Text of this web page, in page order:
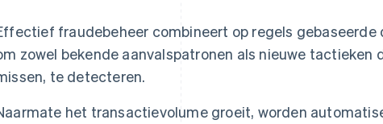
fraudebeheer combineert op regels
zowel bekende aanvalspatronen als nieuwe tactieken
te detecteren.
het transactievolume groeit, worden